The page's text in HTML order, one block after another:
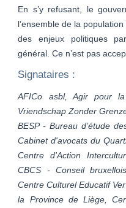
En s’y refusant, le
l’ensemble de la
des enjeux politiques
général. Ce n’est pas
Signataires :
AFICo asbl, Agir pour
Vriendschap Zonder
BESP - Bureau d’étude
Cabinet d'avocats du
Centre d'Action
CBCS - Conseil
Centre Culturel Educatif
la Province de Liège,